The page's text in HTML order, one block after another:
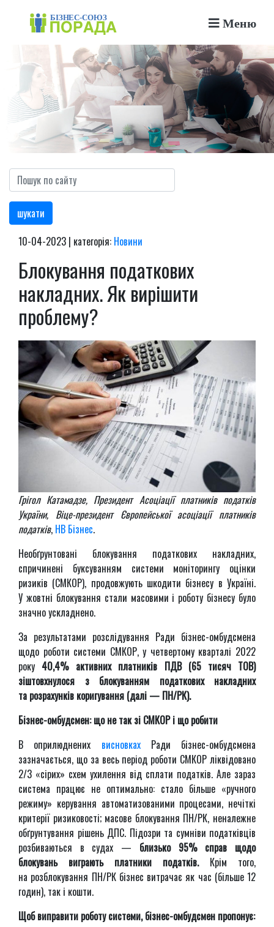
Меню
шукати
10-04-2023 | категорія: Новини
Блокування податкових
накладних. Як вирішити
проблему?
Грігол Катамадзе, Президент Асоціації платників податків
України, Віце-президент Європейської асоціації платників
податків, НВ Бізнес.
Необґрунтовані блокування податкових накладних,
спричинені буксуванням системи моніторингу оцінки
ризиків (СМКОР), продовжують шкодити бізнесу в Україні.
У жовтні блокування стали масовими і роботу бізнесу було
значно ускладнено.
За результатами розслідування Ради бізнес-омбудсмена
щодо роботи системи СМКОР, у четвертому кварталі 2022
року 40,4% активних платників ПДВ (65 тисяч ТОВ)
зіштовхнулося з блокуванням податкових накладних
та розрахунків коригування (далі — ПН/РК).
Бізнес-омбудсмен: що не так зі СМКОР і що робити
В оприлюднених висновках Ради бізнес-омбудсмена
зазначається, що за весь період роботи СМКОР ліквідовано
2/3 «сірих» схем ухилення від сплати податків. Але зараз
система працює не оптимально: стало більше «ручного
режиму» керування автоматизованими процесами, нечіткі
критерії ризиковості; масове блокування ПН/РК, неналежне
обґрунтування рішень ДПС. Підозри та сумніви податківців
розбиваються в судах — близько 95% справ щодо
блокувань виграють платники податків.Крім того,
на розблокування ПН/РК бізнес витрачає як час (більше 12
годин), так і кошти.
Щоб виправити роботу системи, бізнес-омбудсмен пропонує: